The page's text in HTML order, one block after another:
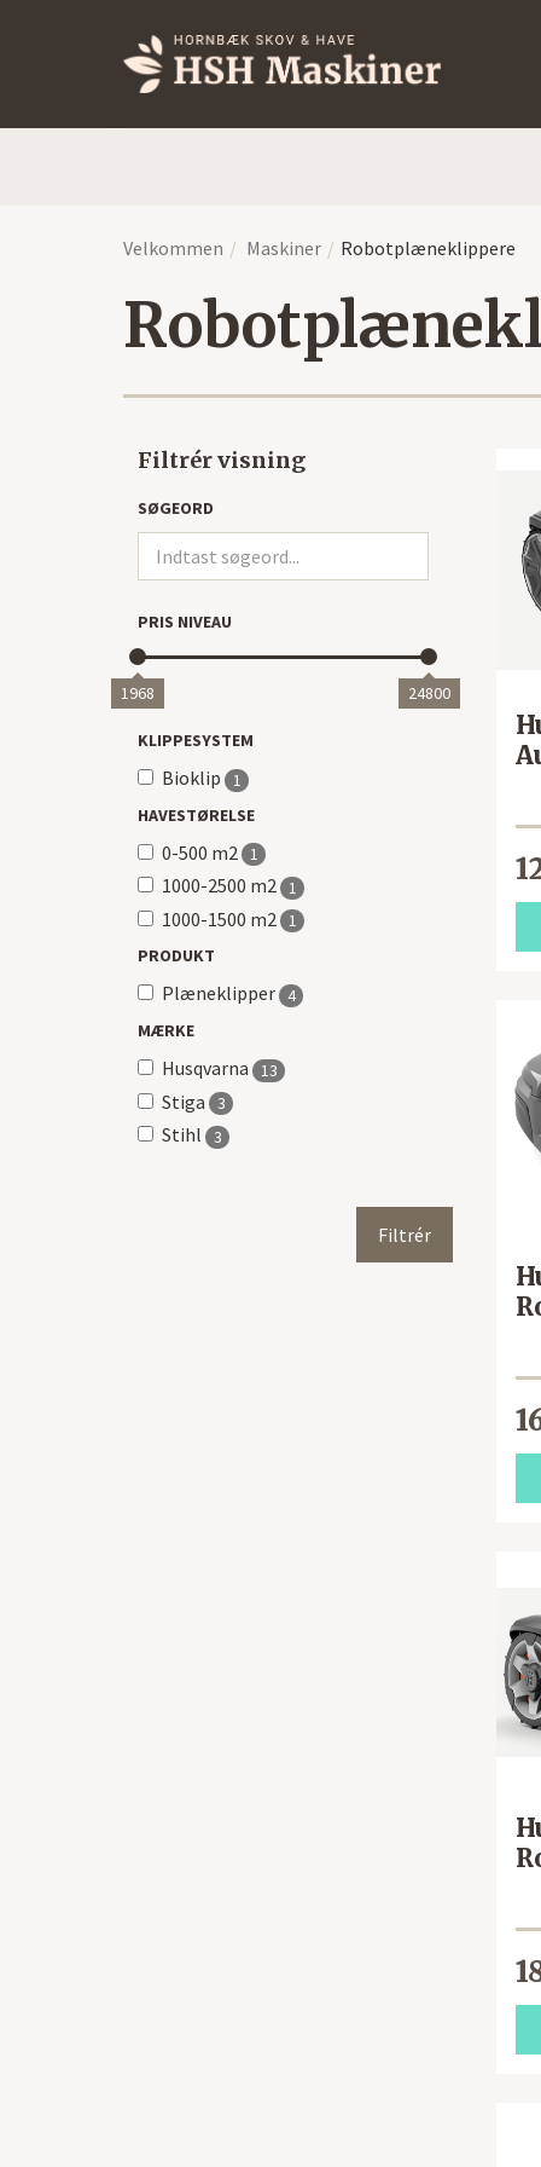
Velkommen Maskiner Robotplæneklippere
Filtrér visning
SØGEORD
PRIS NIVEAU
1968 24800
KLIPPESYSTEM
Bioklip
1
HAVESTØRELSE
0-500 m2 1
1000-2500 m2 1
1000-1500 m2
1
PRODUKT
Plæneklipper
4
MÆRKE
Husqvarna 13
Stiga 3
Stihl 3